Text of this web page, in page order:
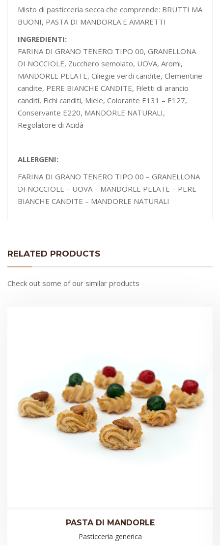
Misto di pasticceria secca che comprende: BRUTTI MA
BUONI, PASTA DI MANDORLA E AMARETTI
INGREDIENTI:
FARINA DI GRANO TENERO TIPO 00, GRANELLONA
DI NOCCIOLE, Zucchero semolato, UOVA, Aromi,
MANDORLE PELATE, Ciliegie verdi candite, Clementine
candite, PERE BIANCHE CANDITE, Filetti di arancio
canditi, Fichi canditi, Miele, Colorante E131 – E127,
Conservante E220, MANDORLE NATURALI,
Regolatore di Acidà
ALLERGENI:
FARINA DI GRANO TENERO TIPO 00 – GRANELLONA
DI NOCCIOLE – UOVA – MANDORLE PELATE – PERE
BIANCHE CANDITE – MANDORLE NATURALI
RELATED PRODUCTS
Check out some of our similar products
PASTA DI MANDORLE
Pasticceria generica